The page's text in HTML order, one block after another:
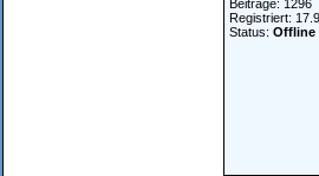
Beiträge: 1296
Registriert:
Status: Offline